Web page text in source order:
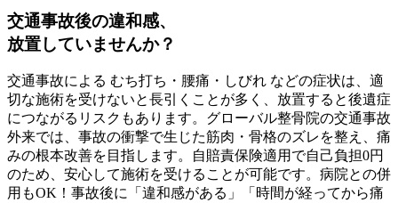
交通事故後の違和感、
放置していませんか？
交通事故による むち打ち・腰痛・しびれ などの症状は、適
切な施術を受けないと長引くことが多く、放置すると後遺症
につながるリスクもあります。グローバル整骨院の交通事故
外来では、事故の衝撃で生じた筋肉・骨格のズレを整え、痛
みの根本改善を目指します。自賠責保険適用で自己負担0円
のため、安心して施術を受けることが可能です。病院との併
用もOK！事故後に「違和感がある」「時間が経ってから痛